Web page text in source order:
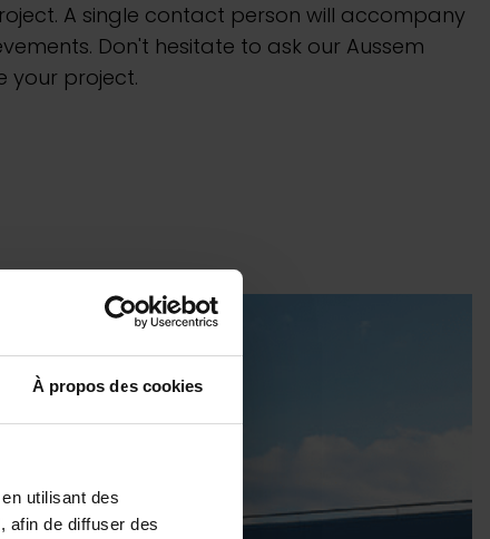
À propos des cookies
utilisant des
afin de diffuser des
A single contact person will accompany
Don't hesitate to ask our Aussem
your project.